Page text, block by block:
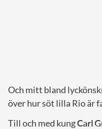
Och mitt bland
över hur söt lilla Rio är
Till och med kungCarl